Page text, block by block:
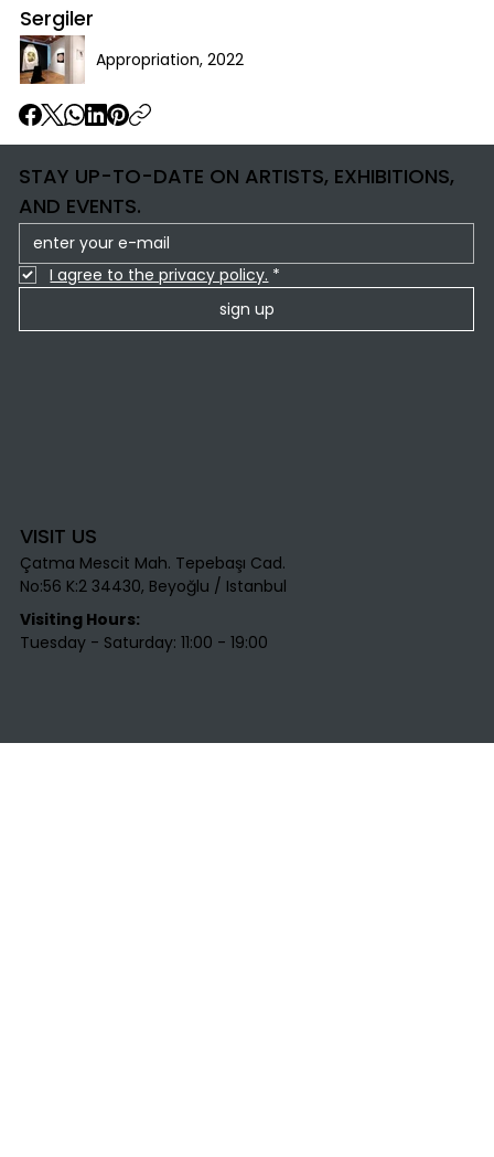
Sergiler
Appropriation, 2022
VISIT US
Çatma Mescit Mah. Tepebaşı Cad.
No:56 K:2 34430, Beyoğlu / Istanbul​
Visiting Hours:
Tuesday - Saturday: 11:00 - 19:00
STAY UP-TO-DATE ON ARTISTS, EXHIBITIONS,
AND EVENTS.
I agree to the privacy policy. *
sign up